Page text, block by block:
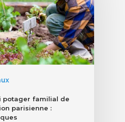
potager familial de
parisienne :